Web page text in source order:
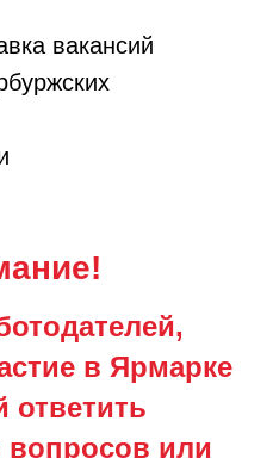
вакансий
в Ярмарке
ответить
вопросов или